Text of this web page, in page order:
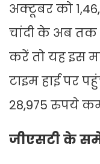
अक्टूबर को
चांदी के अब तक
करें तो यह इस
टाइम हाई पर
28,975 रुपये
जीएसटी के